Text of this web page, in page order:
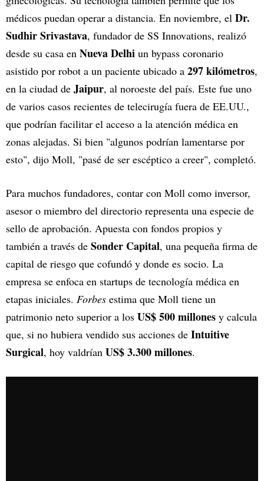
médicos puedan operar a distancia. En noviembre, el Dr.
Sudhir Srivastava, fundador de SS Innovations, realizó
desde su casa en Nueva Delhi un bypass coronario
asistido por robot a un paciente ubicado a 297 kilómetros,
en la ciudad de Jaipur, al noroeste del país. Este fue uno
de varios casos recientes de telecirugía fuera de EE.UU.,
que podrían facilitar el acceso a la atención médica en
zonas alejadas. Si bien "algunos podrían lamentarse por
esto", dijo Moll, "pasé de ser escéptico a creer", completó.
Para muchos fundadores, contar con Moll como inversor,
asesor o miembro del directorio representa una especie de
sello de aprobación. Apuesta con fondos propios y
también a través de Sonder Capital, una pequeña firma de
capital de riesgo que cofundó y donde es socio. La
empresa se enfoca en startups de tecnología médica en
etapas iniciales. Forbes estima que Moll tiene un
patrimonio neto superior a los US$ 500 millones y calcula
que, si no hubiera vendido sus acciones de Intuitive
Surgical, hoy valdrían US$ 3.300 millones.